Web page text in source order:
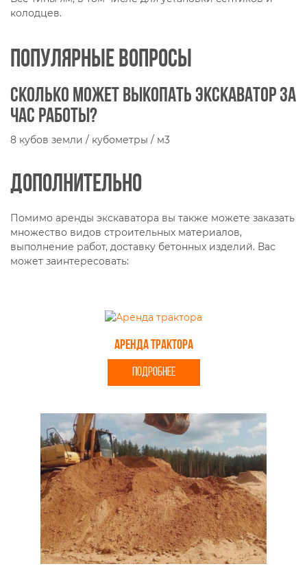
колодцев.
Популярные вопросы
Сколько может выкопать экскаватор за
час работы?
8 кубов земли / кубометры / м3
Дополнительно
Помимо аренды экскаватора вы также можете заказать
множество видов строительных материалов,
выполнение работ, доставку бетонных изделий. Вас
может заинтересовать:
Аренда трактора
ПОДРОБНЕЕ